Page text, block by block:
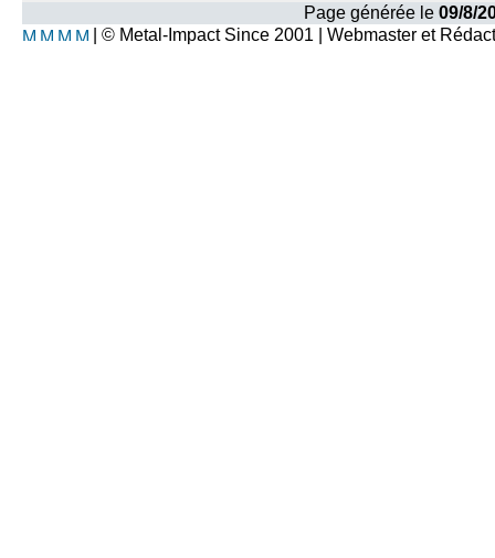
Page générée le 09/8/
| © Metal-Impact Since 2001 | Webmaster et